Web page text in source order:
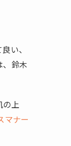
い、
、鈴木
の上
マナー